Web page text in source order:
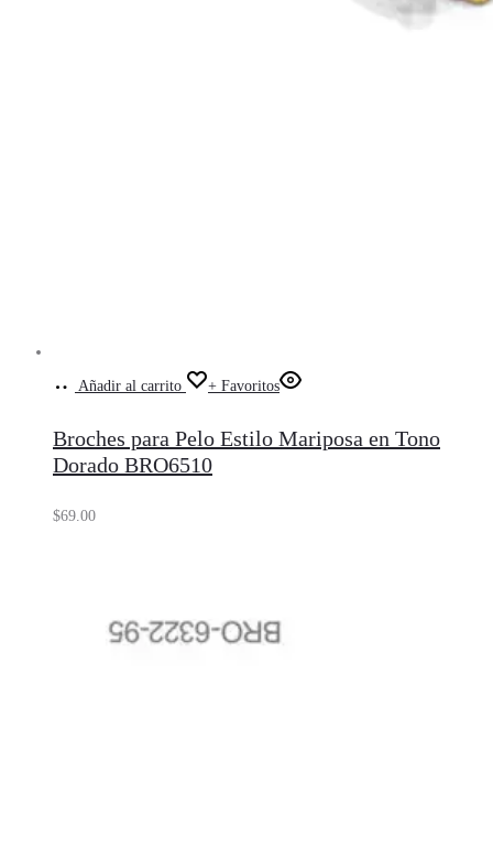
Añadir al carrito + Favoritos
Broches para Pelo Estilo Mariposa en Tono
Dorado BRO6510
$69.00